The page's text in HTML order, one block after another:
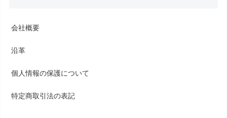
会社概要
沿革
個人情報の保護について
特定商取引法の表記